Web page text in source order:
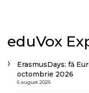
eduVox
ErasmusDays: fă
octombrie 2026
6 august 2026